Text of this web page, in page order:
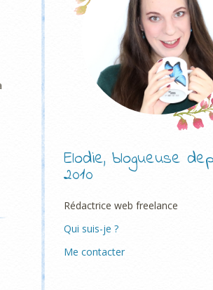
Elodie, blogueuse
2010
Rédactrice web freelance
Qui suis-je ?
Me contacter